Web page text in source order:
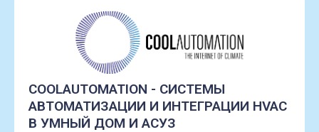
COOLAUTOMATION - СИСТЕМЫ
АВТОМАТИЗАЦИИ И ИНТЕГРАЦИИ HVAC
В УМНЫЙ ДОМ И АСУЗ